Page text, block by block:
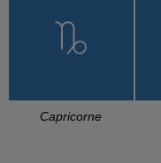
Capricorne